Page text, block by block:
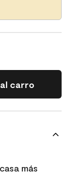
carro
más